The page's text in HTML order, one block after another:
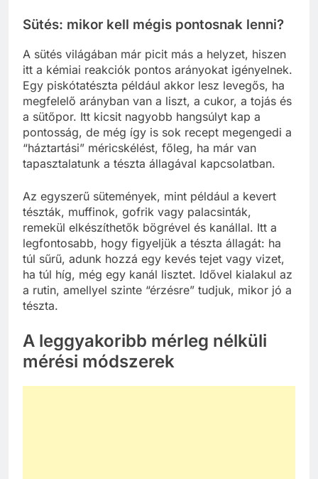
Sütés: mikor kell mégis pontosnak lenni?
A sütés világában már picit más a helyzet, hiszen
itt a kémiai reakciók pontos arányokat igényelnek.
Egy piskótatészta például akkor lesz levegős, ha
megfelelő arányban van a liszt, a cukor, a tojás és
a sütőpor. Itt kicsit nagyobb hangsúlyt kap a
pontosság, de még így is sok recept megengedi a
“háztartási” méricskélést, főleg, ha már van
tapasztalatunk a tészta állagával kapcsolatban.
Az egyszerű sütemények, mint például a kevert
tészták, muffinok, gofrik vagy palacsinták,
remekül elkészíthetők bögrével és kanállal. Itt a
legfontosabb, hogy figyeljük a tészta állagát: ha
túl sűrű, adunk hozzá egy kevés tejet vagy vizet,
ha túl híg, még egy kanál lisztet. Idővel kialakul az
a rutin, amellyel szinte “érzésre” tudjuk, mikor jó a
tészta.
A leggyakoribb mérleg nélküli
mérési módszerek